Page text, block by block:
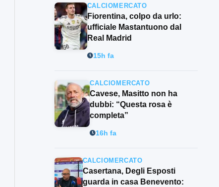
CALCIOMERCATO
Fiorentina, colpo da urlo:
ufficiale Mastantuono dal
Real Madrid
15h fa
CALCIOMERCATO
Cavese, Masitto non ha
dubbi: “Questa rosa è
completa”
16h fa
CALCIOMERCATO
Casertana, Degli Esposti
guarda in casa Benevento: